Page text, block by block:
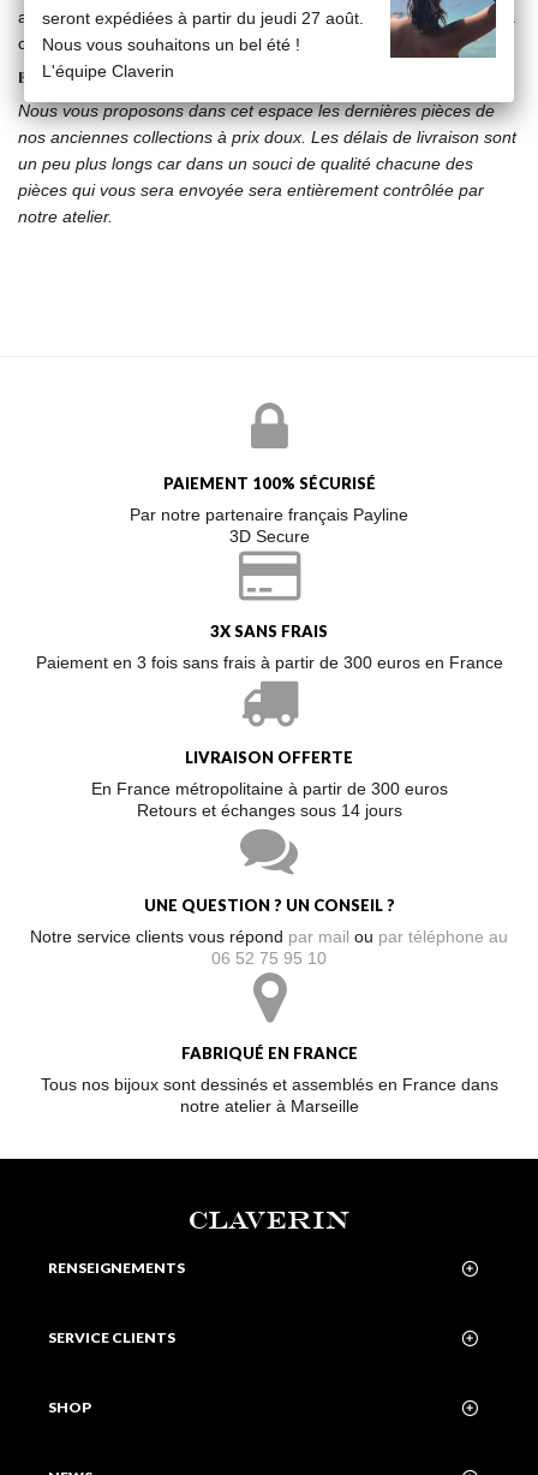
avec contre anneau à 15,5 et 16,5 cm. Les perles sont fixées à la
chaîne.
BOUTIQUE OUTLET
Nous vous proposons dans cet espace les dernières pièces de
nos anciennes collections à prix doux. Les délais de livraison sont
un peu plus longs car dans un souci de qualité chacune des
pièces qui vous sera envoyée sera entièrement contrôlée par
notre atelier.
PAIEMENT 100% SÉCURISÉ
Par notre partenaire français Payline
3D Secure
3X SANS FRAIS
Paiement en 3 fois sans frais à partir de 300 euros en France
LIVRAISON OFFERTE
En France métropolitaine à partir de 300 euros
Retours et échanges sous 14 jours
UNE QUESTION ? UN CONSEIL ?
Notre service clients vous répond par mail ou par téléphone au
06 52 75 95 10
FABRIQUÉ EN FRANCE
Tous nos bijoux sont dessinés et assemblés en France dans
notre atelier à Marseille
CLAVERIN
RENSEIGNEMENTS
SERVICE CLIENTS
SHOP
seront expédiées à partir du jeudi 27 août.
Nous vous souhaitons un bel été !
L'équipe Claverin